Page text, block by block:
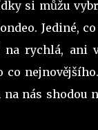
si můžu
Jediné,
rychlá, ani
co
nás shodou